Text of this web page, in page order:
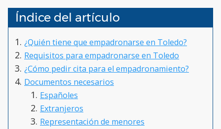
Índice del artículo
¿Quién tiene que empadronarse en Toledo?
Requisitos para empadronarse en Toledo
¿Cómo pedir cita para el empadronamiento?
Documentos necesarios
Españoles
Extranjeros
Representación de menores